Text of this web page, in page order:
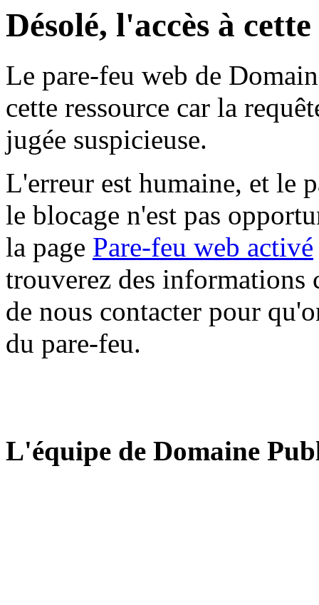
Désolé, l'accès à
Le pare-feu web de
cette ressource car la
jugée suspicieuse.
L'erreur est humaine, et le
le blocage n'est pas
la page Pare-feu web activé
trouverez des informations
de nous contacter pour
du pare-feu.
L'équipe de Domaine